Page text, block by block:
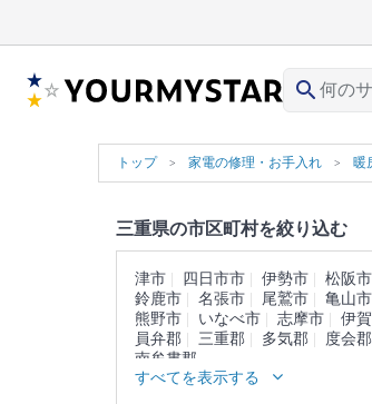
search
トップ 家電の修理・お手入れ 暖
三重県の市区町村を絞り込む
津市 四日市市 伊勢市 松阪市
鈴鹿市
名張市 尾鷲市 亀山市
熊野市
いなべ市 志摩市 伊
員弁郡
三重郡 多気郡 度会郡
南牟婁郡
すべてを表示する